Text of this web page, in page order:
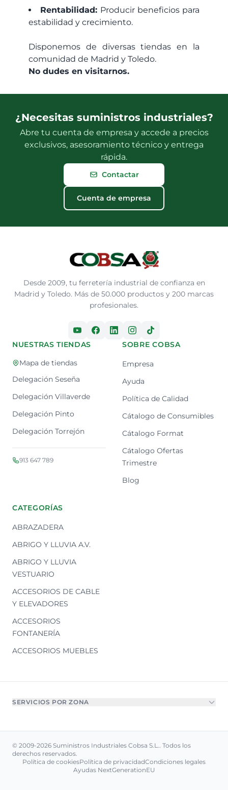
Rentabilidad: Producir beneficios para
estabilidad y crecimiento.
Disponemos de diversas tiendas en la
comunidad de Madrid y Toledo.
No dudes en visitarnos.
¿Necesitas suministros industriales?
Abre tu cuenta de empresa y accede a precios
exclusivos, asesoramiento técnico y entrega
rápida.
Contactar
Cuenta de empresa
Desde 2009, tu ferretería industrial de confianza en
Madrid y Toledo. Más de 50.000 productos y 200 marcas
profesionales.
NUESTRAS TIENDAS
Mapa de tiendas
Delegación Seseña
Delegación Villaverde
Delegación Pinto
Delegación Torrejón
913 647 789
SOBRE COBSA
Empresa
Ayuda
Política de Calidad
Cátalogo de Consumibles
Cátalogo Format
Cátalogo Ofertas
Trimestre
Blog
CATEGORÍAS
ABRAZADERA
ABRIGO Y LLUVIA A.V.
ABRIGO Y LLUVIA
VESTUARIO
ACCESORIOS DE CABLE
Y ELEVADORES
ACCESORIOS
FONTANERÍA
ACCESORIOS MUEBLES
SERVICIOS POR ZONA
© 2009-2026 Suministros Industriales Cobsa S.L.. Todos los
derechos reservados.
Política de cookiesPolítica de privacidadCondiciones legales
Ayudas NextGenerationEU